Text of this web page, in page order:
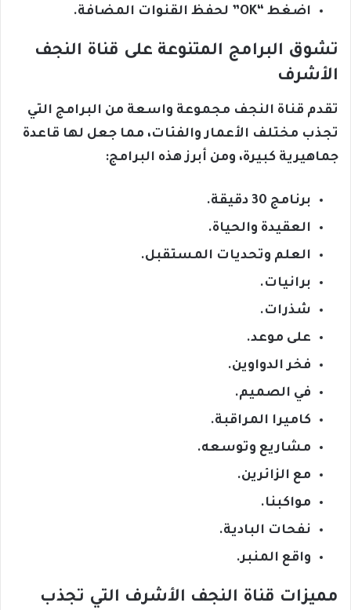
اضغط “OK” لحفظ القنوات المضافة.
تشوق البرامج المتنوعة على قناة النجف
الأشرف
تقدم قناة النجف مجموعة واسعة من البرامج التي
تجذب مختلف الأعمار والفئات، مما جعل لها قاعدة
جماهيرية كبيرة، ومن أبرز هذه البرامج:
برنامج 30 دقيقة.
العقيدة والحياة.
العلم وتحديات المستقبل.
برانيات.
شذرات.
على موعد.
فخر الدواوين.
في الصميم.
كاميرا المراقبة.
مشاريع وتوسعه.
مع الزائرين.
مواكبنا.
نفحات البادية.
واقع المنبر.
مميزات قناة النجف الأشرف التي تجذب